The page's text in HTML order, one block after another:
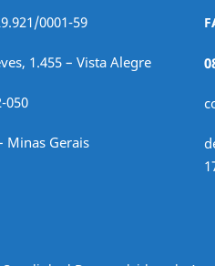
0001-59
1.455 – Vista Alegre
050
Minas Gerais